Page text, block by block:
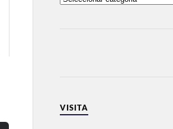
VISITA